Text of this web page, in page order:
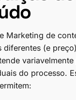
Marketing de
diferentes (e
do processo.